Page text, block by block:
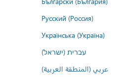
Русский (Россия)
Українська (Україна)
עברית (ישראל)
عربي (المنطقة العربية)